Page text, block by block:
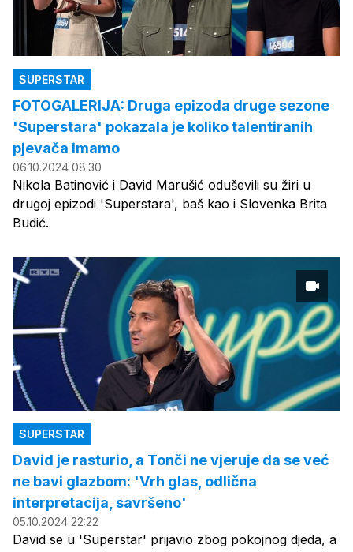
SUPERSTAR
FOTOGALERIJA: Druga epizoda druge sezone
'Superstara' pokazala je koliko talentiranih
pjevača imamo
06.10.2024 08:30
Nikola Batinović i David Marušić oduševili su žiri u
drugoj epizodi 'Superstara', baš kao i Slovenka Brita
Budić.
SUPERSTAR
David je rasturio, a Tonči ne vjeruje da se već
ne bavi glazbom: 'Vrh glas, odlična
interpretacija, savršeno'
05.10.2024 22:22
David se u 'Superstar' prijavio zbog pokojnog djeda, a